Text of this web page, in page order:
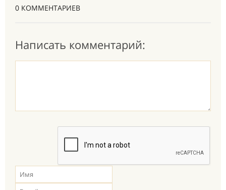
0 КОММЕНТАРИЕВ
Написать комментарий: